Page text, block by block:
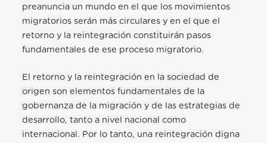
preanuncia un mundo en el que los movimientos
migratorios serán más circulares y en el que el
retorno y la reintegración constituirán pasos
fundamentales de ese proceso migratorio.
El retorno y la reintegración en la sociedad de
origen son elementos fundamentales de la
gobernanza de la migración y de las estrategias de
desarrollo, tanto a nivel nacional como
internacional. Por lo tanto, una reintegración digna